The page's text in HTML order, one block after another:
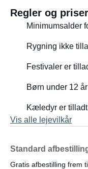
Regler og priser
Minimumsalder
Rygning ikke
Festivaler er
Børn under 12
Kæledyr er tilladt
Vis alle lejevilkår
Standard
Gratis afbestilling frem